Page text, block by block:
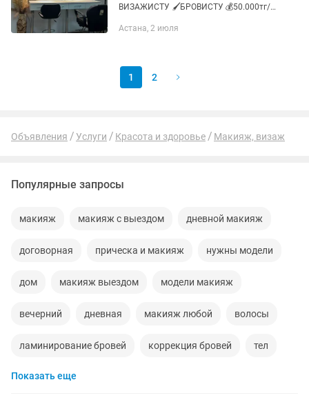
ВИЗАЖИСТУ 🖌️БРОВИСТУ 💰50.000тг/
рабочее место! ❗Все условия работы
Астана, 2 июля
1 2
Объявления Услуги Красота и здоровье Макияж, визаж
Популярные запросы
макияж макияж с выездом дневной макияж
договорная прическа и макияж нужны модели
дом макияж выездом модели макияж
вечерний дневная макияж любой волосы
ламинирование бровей коррекция бровей тел
формы фотосессия
Показать еще